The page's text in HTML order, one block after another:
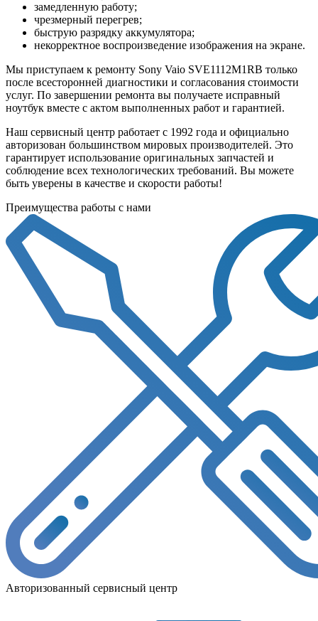
замедленную работу;
чрезмерный перегрев;
быструю разрядку аккумулятора;
некорректное воспроизведение изображения на экране.
Мы приступаем к ремонту Sony Vaio SVE1112M1RB только
после всесторонней диагностики и согласования стоимости
услуг. По завершении ремонта вы получаете исправный
ноутбук вместе с актом выполненных работ и гарантией.
Наш сервисный центр работает с 1992 года и официально
авторизован большинством мировых производителей. Это
гарантирует использование оригинальных запчастей и
соблюдение всех технологических требований. Вы можете
быть уверены в качестве и скорости работы!
Преимущества работы с нами
Авторизованный сервисный центр